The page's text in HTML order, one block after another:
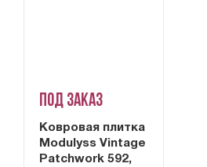
Под заказ
Ковровая плитка
Modulyss Vintage
Patchwork 592,